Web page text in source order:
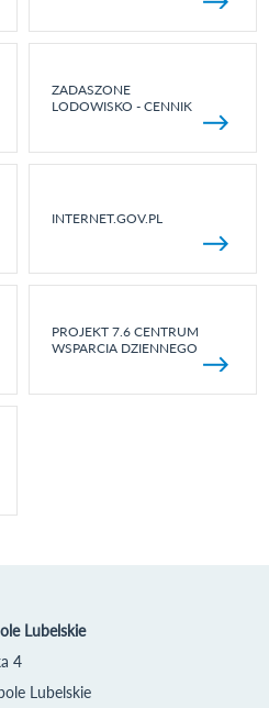
ZADASZONE
LODOWISKO - CENNIK
INTERNET.GOV.PL
PROJEKT 7.6 CENTRUM
WSPARCIA DZIENNEGO
Lubelskie
4
Lubelskie